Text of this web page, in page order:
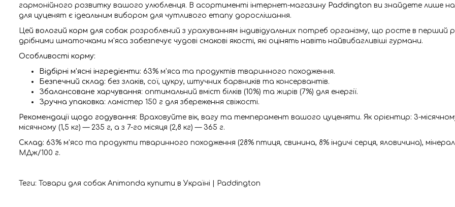
гармонійного розвитку вашого улюбленця. В асортименті інтернет-магазину Paddington ви знайдете лише
для цуценят є ідеальним вибором для чутливого етапу дорослішання.
Цей вологий корм для собак розроблений з урахуванням індивідуальних потреб організму, що росте в
дрібними шматочками м'яса забезпечує чудові смакові якості, які оцінять навіть найвибагливіші гурмани.
Особливості корму:
Відбірні м'ясні інгредієнти: 63% м'яса та продуктів тваринного походження.
Безпечний склад: без злаків, сої, цукру, штучних барвників та консервантів.
Збалансоване харчування: оптимальний вміст білків (10%) та жирів (7%) для енергії.
Зручна упаковка: ламістер 150 г для збереження свіжості.
Рекомендації щодо годування: Враховуйте вік, вагу та темперамент вашого цуценяти. Як орієнтир: 3-
місячному (1,5 кг) — 235 г, а з 7-го місяця (2,8 кг) — 365 г.
Склад: 63% м'ясо та продукти тваринного походження (28% птиця, свинина, 8% індичі серця, яловичина),
МДж/100 г.
Теги: Товари для собак Animonda купити в Україні | Paddington